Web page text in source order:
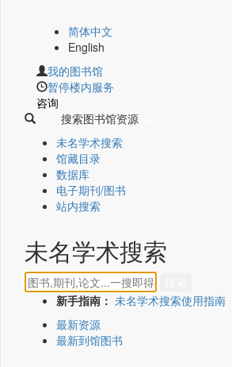
简体中文
English
我的图书馆
暂停楼内服务
咨询
搜索图书馆资源
未名学术搜索
馆藏目录
数据库
电子期刊/图书
站内搜索
未名学术搜索
新手指南： 未名学术搜索使用指南
最新资源
最新到馆图书